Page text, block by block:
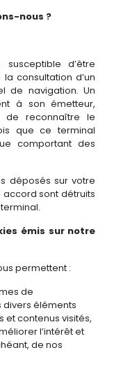
nous ?
d’être
consultation d’un
de navigation. Un
à son émetteur,
de reconnaître le
que ce terminal
comportant des
déposés sur votre
sont détruits
émis sur notre
permettent :
de
divers éléments
et contenus visités,
l’intérêt et
de nos